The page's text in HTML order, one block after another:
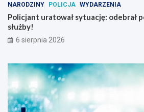
NARODZINY POLICJA WYDARZENIA
Policjant uratował sytuację: odebrał
służby!
6 sierpnia 2026